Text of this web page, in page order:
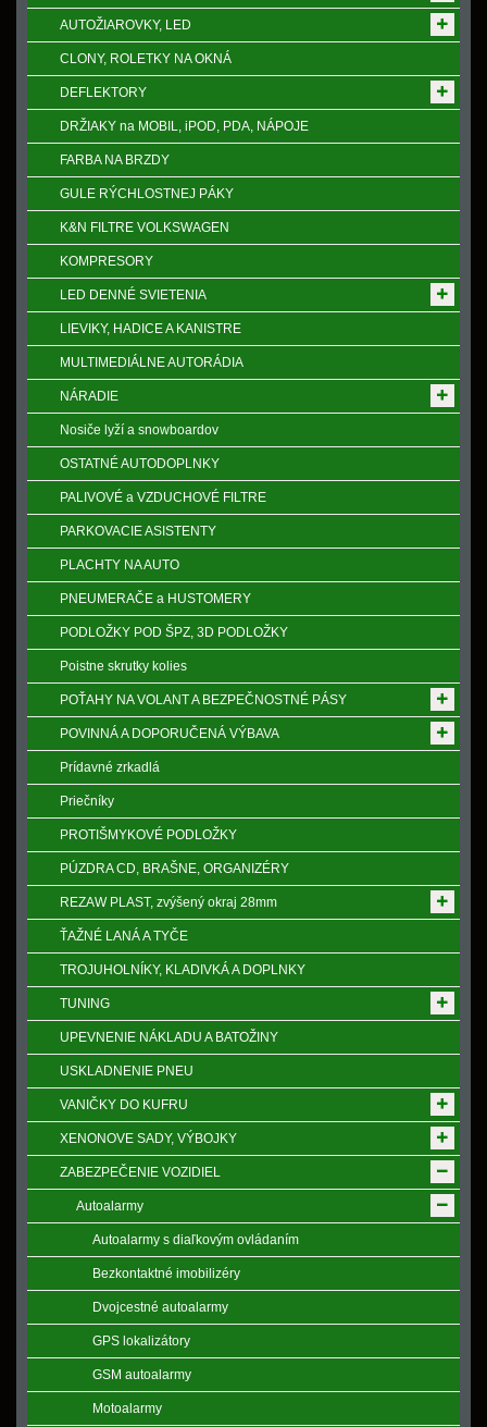
AUTOŽIAROVKY, LED
CLONY, ROLETKY NA OKNÁ
DEFLEKTORY
DRŽIAKY na MOBIL, iPOD, PDA, NÁPOJE
FARBA NA BRZDY
GULE RÝCHLOSTNEJ PÁKY
K&N FILTRE VOLKSWAGEN
KOMPRESORY
LED DENNÉ SVIETENIA
LIEVIKY, HADICE A KANISTRE
MULTIMEDIÁLNE AUTORÁDIA
NÁRADIE
Nosiče lyží a snowboardov
OSTATNÉ AUTODOPLNKY
PALIVOVÉ a VZDUCHOVÉ FILTRE
PARKOVACIE ASISTENTY
PLACHTY NA AUTO
PNEUMERAČE a HUSTOMERY
PODLOŽKY POD ŠPZ, 3D PODLOŽKY
Poistne skrutky kolies
POŤAHY NA VOLANT A BEZPEČNOSTNÉ PÁSY
POVINNÁ A DOPORUČENÁ VÝBAVA
Prídavné zrkadlá
Priečníky
PROTIŠMYKOVÉ PODLOŽKY
PÚZDRA CD, BRAŠNE, ORGANIZÉRY
REZAW PLAST, zvýšený okraj 28mm
ŤAŽNÉ LANÁ A TYČE
TROJUHOLNÍKY, KLADIVKÁ A DOPLNKY
TUNING
UPEVNENIE NÁKLADU A BATOŽINY
USKLADNENIE PNEU
VANIČKY DO KUFRU
XENONOVE SADY, VÝBOJKY
ZABEZPEČENIE VOZIDIEL
Autoalarmy
Autoalarmy s diaľkovým ovládaním
Bezkontaktné imobilizéry
Dvojcestné autoalarmy
GPS lokalizátory
GSM autoalarmy
Motoalarmy